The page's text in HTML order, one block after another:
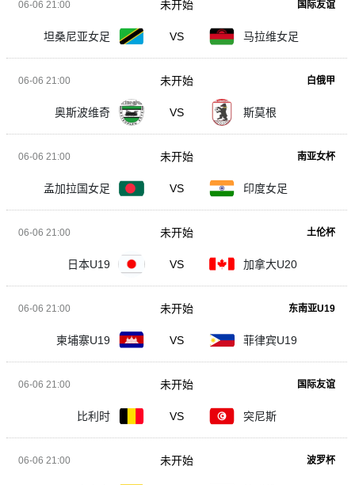
06-06 21:00 国际友谊
坦桑尼亚女足 VS 马拉维女足
未开始
06-06 21:00 白俄甲
奥斯波维奇 VS 斯莫根
未开始
06-06 21:00 南亚女杯
孟加拉国女足 VS 印度女足
未开始
06-06 21:00 土伦杯
日本U19 VS 加拿大U20
未开始
06-06 21:00 东南亚U19
柬埔寨U19 VS 菲律宾U19
未开始
06-06 21:00 国际友谊
比利时 VS 突尼斯
未开始
06-06 21:00 波罗杯
未开始